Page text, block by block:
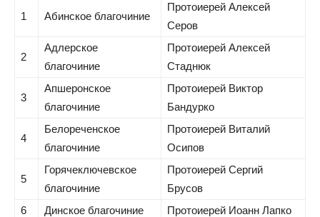
1 Абинское благочиние
Протоиерей Алексей
Серов
2
Адлерское
благочиние
Протоиерей Алексей
Стаднюк
3
Апшеронское
благочиние
Протоиерей Виктор
Бандурко
4
Белореченское
благочиние
Протоиерей Виталий
Осипов
5
Горячеключевское
благочиние
Протоиерей Сергий
Брусов
6
Динское благочиние Протоиерей Иоанн Лапко